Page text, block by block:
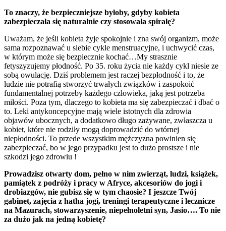
To znaczy, że bezpieczniejsze byłoby, gdyby kobieta
zabezpieczała się naturalnie czy stosowała spiralę?
Uważam, że jeśli kobieta żyje spokojnie i zna swój organizm, może
sama rozpoznawać u siebie cykle menstruacyjne, i uchwycić czas,
w którym może się bezpiecznie kochać…My strasznie
fetyszyzujemy płodność. Po 35. roku życia nie każdy cykl niesie ze
sobą owulację. Dziś problemem jest raczej bezpłodność i to, że
ludzie nie potrafią stworzyć trwałych związków i zaspokoić
fundamentalnej potrzeby każdego człowieka, jaką jest potrzeba
miłości. Poza tym, dlaczego to kobieta ma się zabezpieczać i dbać o
to. Leki antykoncepcyjne mają wiele istotnych dla zdrowia
objawów ubocznych, a dodatkowo długo zażywane, zwłaszcza u
kobiet, które nie rodziły mogą doprowadzić do wtórnej
niepłodności. To przede wszystkim mężczyzna powinien się
zabezpieczać, bo w jego przypadku jest to dużo prostsze i nie
szkodzi jego zdrowiu !
Prowadzisz otwarty dom, pełno w nim zwierząt, ludzi, książek,
pamiątek z podróży i pracy w Afryce, akcesoriów do jogi i
drobiazgów, nie gubisz się w tym chaosie? I jeszcze Twój
gabinet, zajęcia z hatha jogi, treningi terapeutyczne i lecznicze
na Mazurach, stowarzyszenie, niepełnoletni syn, Jasio…. To nie
za dużo jak na jedną kobietę?